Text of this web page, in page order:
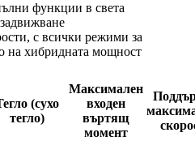
функции в света
с всички режими за
на хибридната мощност
(сухо
тегло)
Максимален
входен
въртящ
момент